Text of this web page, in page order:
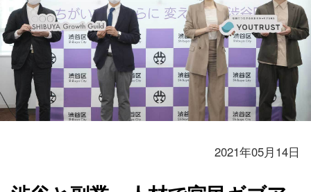
2021年05月14日